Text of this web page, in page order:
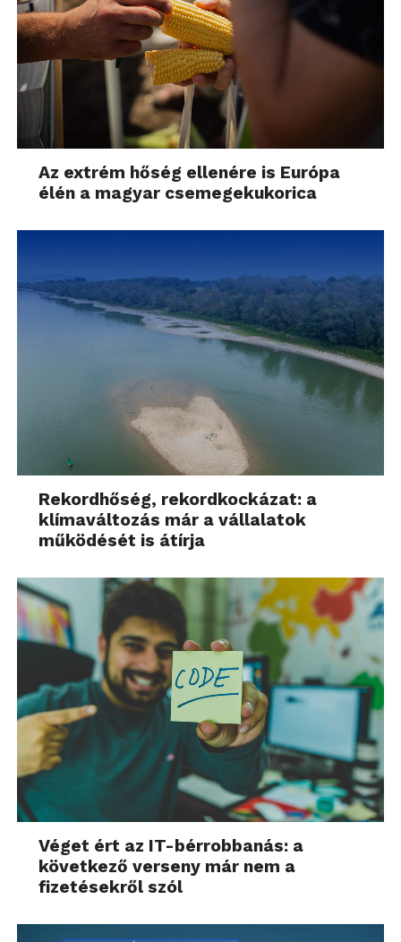
Az extrém hőség ellenére is Európa
élén a magyar csemegekukorica
Rekordhőség, rekordkockázat: a
klímaváltozás már a vállalatok
működését is átírja
Véget ért az IT-bérrobbanás: a
következő verseny már nem a
fizetésekről szól